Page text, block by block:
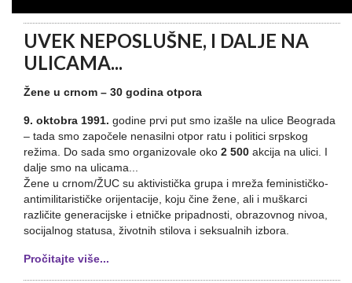
UVEK NEPOSLUŠNE, I DALJE NA
ULICAMA...
Žene u crnom – 30 godina otpora
9. oktobra 1991. godine prvi put smo izašle na ulice Beograda
– tada smo započele nenasilni otpor ratu i politici srpskog
režima. Do sada smo organizovale oko 2 500 akcija na ulici. I
dalje smo na ulicama...
Žene u crnom/ŽUC su aktivistička grupa i mreža feminističko-
antimilitarističke orijentacije, koju čine žene, ali i muškarci
različite generacijske i etničke pripadnosti, obrazovnog nivoa,
socijalnog statusa, životnih stilova i seksualnih izbora.
Pročitajte više...